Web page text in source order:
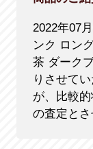
2022年07
ンク ロン
茶 ダーク
りさせて
が、比較
の査定とさ